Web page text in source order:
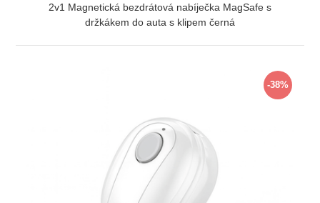
2v1 Magnetická bezdrátová nabíječka MagSafe s
držkákem do auta s klipem černá
-38%